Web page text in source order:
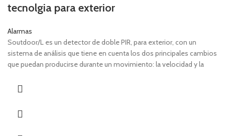
tecnolgia para exterior
Alarmas
Soutdoor/L es un detector de doble PIR, para exterior, con un
sistema de análisis que tiene en cuenta los dos principales cambios
que puedan producirse durante un movimiento: la velocidad y la
informaciones es capaz de distinguir los movimientos repetitivos
totalmente digital, garantiza prestaciones elevadas. Tiene un